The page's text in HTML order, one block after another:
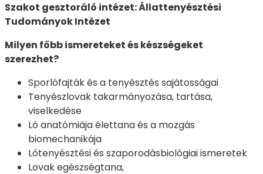
Szakot gesztoráló intézet: Állattenyésztési
Tudományok Intézet
Milyen főbb ismereteket és készségeket
szerezhet?
Sporlófajták és a tenyésztés sajátosságai
Tenyészlovak takarmányozása, tartása,
viselkedése
Ló anatómiája élettana és a mozgás
biomechanikája
Lótenyésztési és szaporodásbiológiai ismeretek
Lovak egészségtana,